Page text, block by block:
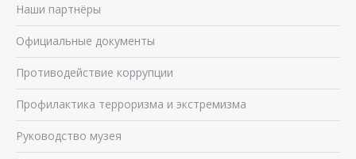
Наши партнёры
Официальные документы
Противодействие коррупции
Профилактика терроризма и экстремизма
Руководство музея